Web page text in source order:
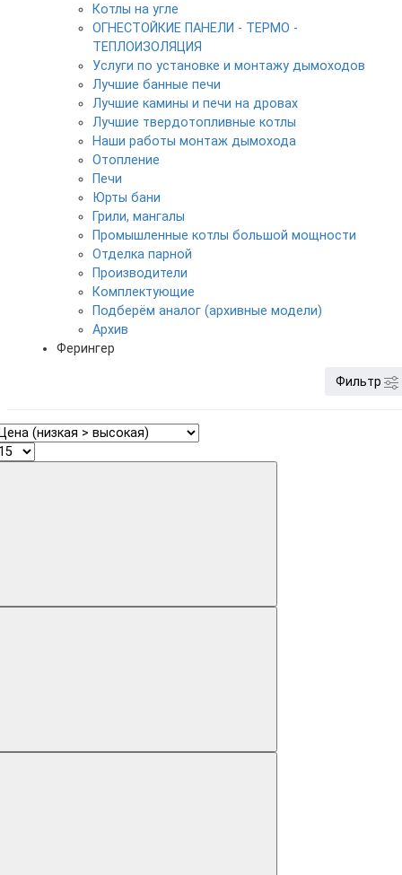
Котлы на угле
ОГНЕСТОЙКИЕ ПАНЕЛИ - ТЕРМО -
ТЕПЛОИЗОЛЯЦИЯ
Услуги по установке и монтажу дымоходов
Лучшие банные печи
Лучшие камины и печи на дровах
Лучшие твердотопливные котлы
Наши работы монтаж дымохода
Отопление
Печи
Юрты бани
Грили, мангалы
Промышленные котлы большой мощности
Отделка парной
Производители
Комплектующие
Подберём аналог (архивные модели)
Архив
Ферингер
Фильтр